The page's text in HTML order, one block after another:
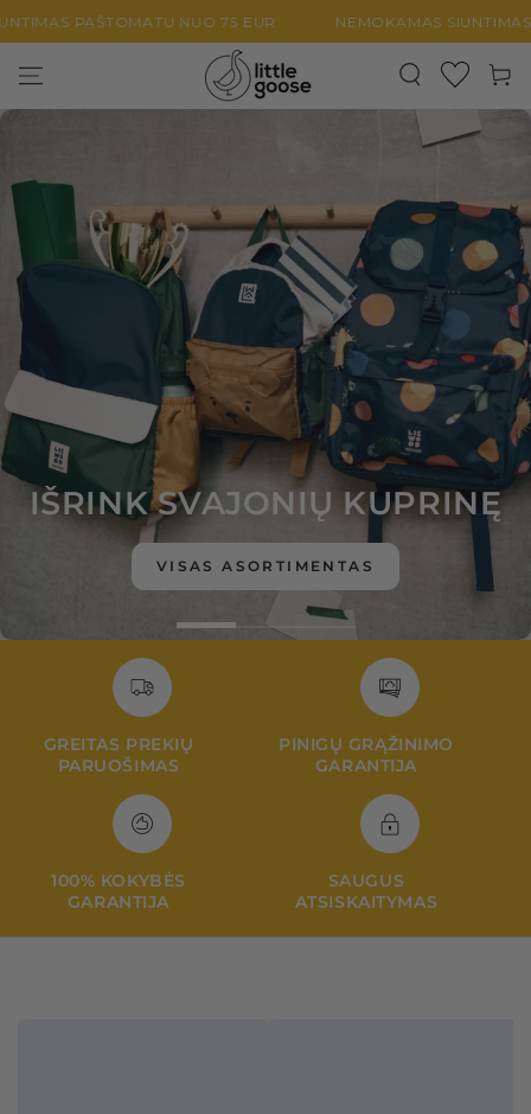
PEREITI PRIE
TURINIO
PAŠTOMATU NUO 75 EUR NEMOKAMAS SIUNTIMAS
IŠRINK SVAJONIŲ KUPRINĘ
VISAS ASORTIMENTAS
GREITAS PREKIŲ
PARUOŠIMAS
PINIGŲ GRĄŽINIMO
GARANTIJA
100% KOKYBĖS
GARANTIJA
SAUGUS
ATSISKAITYMAS